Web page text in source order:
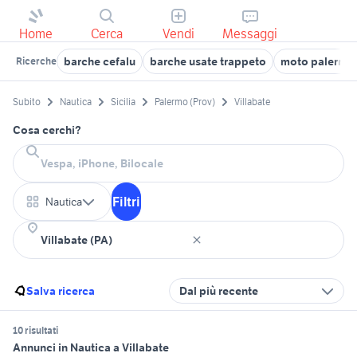
Home Cerca Vendi Messaggi
Ricerche barche cefalu barche usate trappeto moto
Subito Nautica Sicilia Palermo (Prov) Villabate
Cosa cerchi?
Nautica Filtri
Salva ricerca Dal più recente
10 risultati
Annunci in Nautica a Villabate